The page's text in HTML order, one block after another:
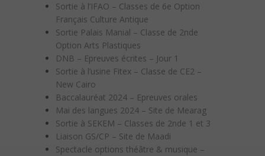
Sortie à l’IFAO – Classes de 6e Option
Français Culture Antique
Sortie Palais Manial – Classe de 2nde
Option Arts Plastiques
DNB – Epreuves écrites – Jour 1
Sortie à l’usine Fitex – Classe de CE2 –
New Cairo
Baccalauréat 2024 – Epreuves orales
Mai des langues 2024 – Site de Mearag
Sortie à SEKEM – Classes de 2nde 1 et 3
Liaison GS/CP – Site de Maadi
Spectacle options théâtre & musique –